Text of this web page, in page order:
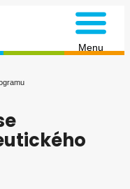
Menu